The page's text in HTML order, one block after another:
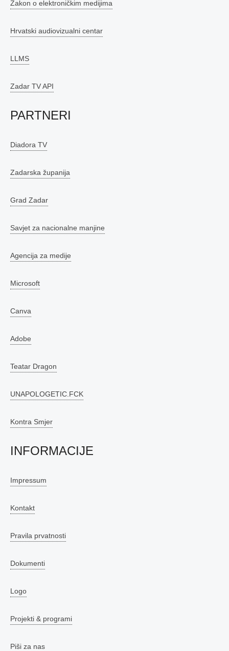
Zakon o elektroničkim medijima
Hrvatski audiovizualni centar
LLMS
Zadar TV API
PARTNERI
Diadora TV
Zadarska županija
Grad Zadar
Savjet za nacionalne manjine
Agencija za medije
Microsoft
Canva
Adobe
Teatar Dragon
UNAPOLOGETIC.FCK
Kontra Smjer
INFORMACIJE
Impressum
Kontakt
Pravila prvatnosti
Dokumenti
Logo
Projekti & programi
Piši za nas